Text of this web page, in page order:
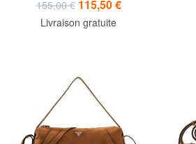
155,00 € 115,50 €
Livraison gratuite